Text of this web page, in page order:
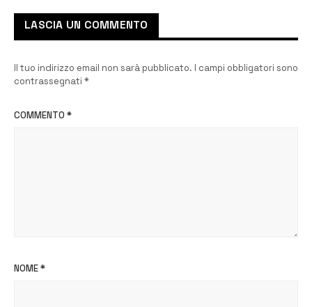
LASCIA UN COMMENTO
Il tuo indirizzo email non sarà pubblicato. I campi obbligatori sono
contrassegnati *
COMMENTO *
NOME*